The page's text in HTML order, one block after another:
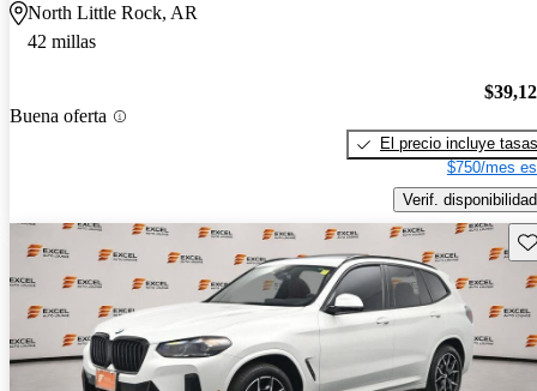
North Little Rock, AR
42 millas
Buena oferta
El precio incluye tasas
$750/mes
Verif. disponibilidad